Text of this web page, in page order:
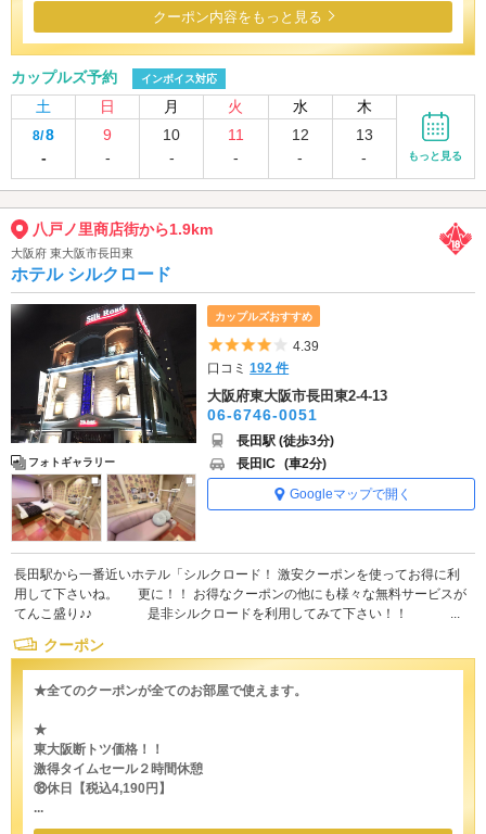
クーポン内容をもっと見る
カップルズ予約 インボイス対応
土 日 月 火 水 木
8/8
-
9
-
10
-
11
-
12
-
13
-
もっと見る
八戸ノ里商店街から1.9km
大阪府 東大阪市長田東
ホテル シルクロード
フォトギャラリー
カップルズおすすめ
5つ星のうち4
4.39
口コミ192 件
大阪府東大阪市長田東2-4-13
06-6746-0051
長田駅 (徒歩3分)
長田IC (車2分)
Googleマップで開く
長田駅から一番近いホテル「シルクロード！ 激安クーポンを使ってお得に利
用して下さいね。 更に！！ お得なクーポンの他にも様々な無料サービスが
てんこ盛り♪♪ 是非シルクロードを利用してみて下さい！！ ...
クーポン
★全てのクーポンが全てのお部屋で使えます。
★
東大阪断トツ価格！！
激得タイムセール２時間休憩
⑱休日【税込4,190円】
...